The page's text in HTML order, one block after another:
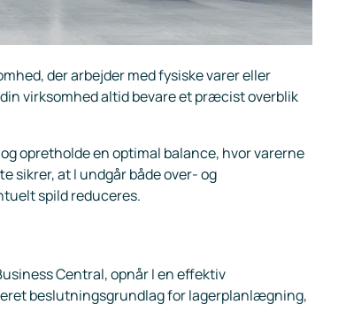
der arbejder med fysiske varer eller
virksomhed altid bevare et præcist overblik
opretholde en optimal balance, hvor varerne
sikrer, at I undgår både over- og
spild reduceres.
Central, opnår I en effektiv
beslutningsgrundlag for lagerplanlægning,